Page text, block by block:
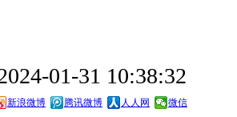
01-31 10:38:32
新浪微博 腾讯微博 人人网 微信